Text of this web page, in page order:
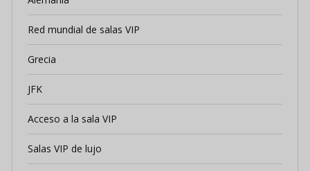
Red mundial de salas VIP
Grecia
JFK
Acceso a la sala VIP
Salas VIP de lujo